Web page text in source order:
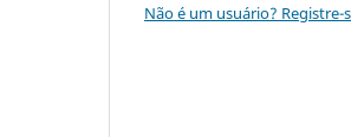
Não é um usuário? Registre-